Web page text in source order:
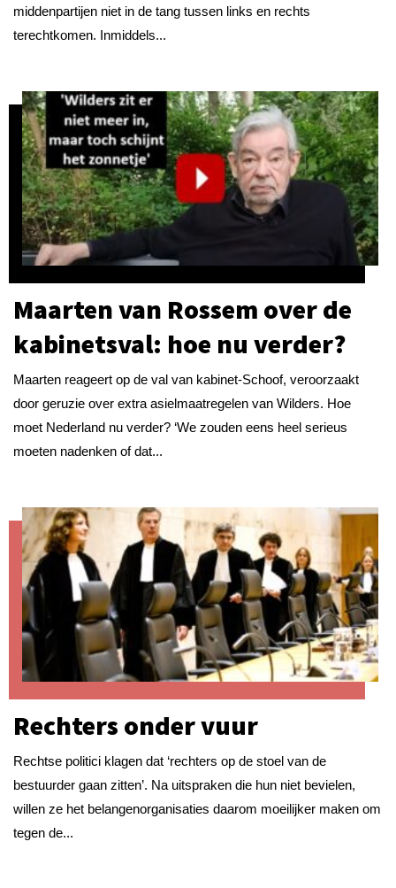
middenpartijen niet in de tang tussen links en rechts
terechtkomen. Inmiddels...
Maarten van Rossem over de
kabinetsval: hoe nu verder?
Maarten reageert op de val van kabinet-Schoof, veroorzaakt
door geruzie over extra asielmaatregelen van Wilders. Hoe
moet Nederland nu verder? ‘We zouden eens heel serieus
moeten nadenken of dat...
Rechters onder vuur
Rechtse politici klagen dat ‘rechters op de stoel van de
bestuurder gaan zitten’. Na uitspraken die hun niet bevielen,
willen ze het belangenorganisaties daarom moeilijker maken om
tegen de...